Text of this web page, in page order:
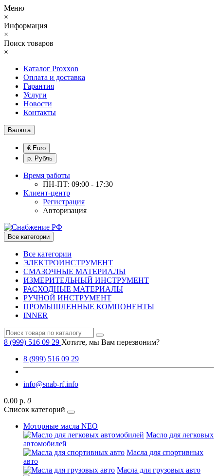
Меню
×
Информация
×
Поиск товаров
×
Каталог Proxxon
Оплата и доставка
Гарантия
Услуги
Новости
Контакты
Валюта
€ Euro
р. Рубль
Время работы
ПН-ПТ: 09:00 - 17:30
Клиент-центр
Регистрация
Авторизация
Все категории
Все категории
ЭЛЕКТРОИНСТРУМЕНТ
СМАЗОЧНЫЕ МАТЕРИАЛЫ
ИЗМЕРИТЕЛЬНЫЙ ИНСТРУМЕНТ
РАСХОДНЫЕ МАТЕРИАЛЫ
РУЧНОЙ ИНСТРУМЕНТ
ПРОМЫШЛЕННЫЕ КОМПОНЕНТЫ
INNER
8 (999) 516 09 29 Хотите, мы Вам перезвоним?
8 (999) 516 09 29
info@snab-rf.info
0.00 р. 0
Список категорий
Моторные масла NEO
Масло для легковых
автомобилей
Масла для спортивных
авто
Масла для грузовых авто